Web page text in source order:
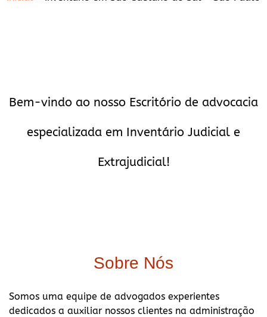
Bem-vindo ao nosso Escritório de advocacia
especializada em Inventário Judicial e
Extrajudicial!
Sobre Nós
Somos uma equipe de advogados experientes
dedicados a auxiliar nossos clientes na administração